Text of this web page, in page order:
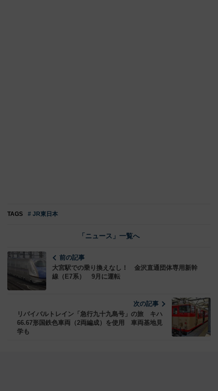
TAGS # JR東日本
「ニュース」一覧へ
前の記事
大宮駅での乗り換えなし！ 金沢直通団体専用新幹
線（E7系） 9月に運転
次の記事
リバイバルトレイン「急行九十九島号」の旅 キハ
66.67形国鉄色車両（2両編成）を使用 車両基地見
学も